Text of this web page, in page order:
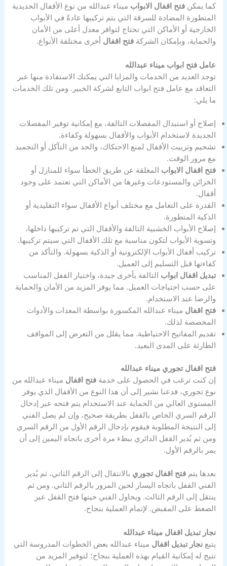
كما يمكنفتح اقفال الابواب ميناء عبدالله من نوع الأقفال الحديدية
المتطورة المضادة للسرقة التي يتم تركيبها عادةً في الأبواب
الخارجية أو الأماكن التي تحتاج لتوافر معدل أعلى من الأمان
والحماية، وبإمكان الشركةفتح اقفال أخرى مختلفة الأنواع.
عامل فتح ابواب ميناء عبدالله
توجد العديد من الخدمات والمزايا التي يمكنك الاستفادة منها عبر
التعاقد مع عامل فتح ابواب التابع لشركة الخبير. ومن تلك الخدمات
ما يلي:
إصلاح أو استبدال المفصلات التالفة، مع إمكانية توفير المفصلات
الجديدة لاستخدام الأبواب والأقفال بسهولة وكفاءة.
تشحيم وتزييت الأقفال لمنع الاحتكاك، والحد من التآكل أو التجميد
مع مرور الوقت.
فتح اقفال الابواب المغلقة عن طريق الخطأ سواء للمنازل أو
الخزائن والمستودعات وغيرها من الأماكن التي تعتمد على وجود
أقفال.
القدرة على التعامل مع مختلف أنواع الأقفال سواء التقليدية أو
الذكية المتطورة.
إصلاح الأبواب الخشبية التالفة والأقفال التي تم تركيبها داخلها،
وتسوية الأبواب لتكون مناسبة مع تلك الأقفال التي سيتم تركيبها.
تركيب أقفال الأبواب الإلكترونية أو الذكية بسهولة. والتأكد من
كفاءتها قبل التسليم إلى العميل.
تبديل اقفال ابواب التالفة بأخرى جيدة، واختيار القفل المناسب
على حسب احتياجات العميل. مما يوفر المزيد من الأمان والحماية
والرضا عند الاستخدام.
فتح اقفال ميناء عبدالله المكسورة بواسطة المعدات والأدوات
المخصصة لذلك.
تقديم المفاتيح الاحتياطية. مما يقلل من التعرض إلى المواقف
الطارئة على المدى البعيد.
فتح اقفال تجوري ميناء عبدالله
إن كنت ترغب في الحصول على خدمةفتح اقفال ميناء عبدالله من
نوع تجوري، فدعنا نشير إلى أن هذا النوع من الأقفال الذي يوفر
المستوى العالي من الحماية عند الاستخدام يتم فتحه عبر إدخال
الرقم السري الخاص بالقفل بطريقة صحيح، وإن لم يصل الفني
إلى النتيجة المطلوبة فيقوم بإدخال الرقم الأول من الرقم السري
ومن ثم يُدير القفل الدائري ببطء مرة أخرى باتجاه اليمين إلى أن
يمر بالرقم الأول.
بعدها يتمفتح اقفال تجوري بالانتقال إلى الرقم الثاني، ثم يُدير
الفني القفل باتجاه اليسار لحين المرور بالرقم الثاني. ومن ثم
ينتقل إلى الرقم الثالث. ويحاول الفني حينها فتح القفل عبر
الضغط على المقبض. لإتمام العملية بنجاح.
نجار تبديل اقفال ميناء عبدالله
يتبعنجار تبديل اقفال ميناء عبدالله بعض الخطوات المدروسة التي
تتيح له إمكانية القيام بهذه العملية بنجاح؛ لتوفير المزيد من